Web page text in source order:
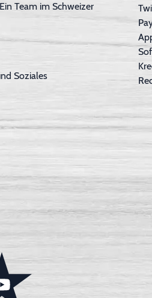
Team im Schweizer
Soziales